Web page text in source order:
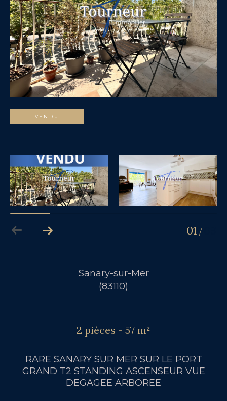
VENDU
01 /
Sanary-sur-Mer
(83110)
2 pièces - 57 m²
RARE SANARY SUR MER SUR LE PORT
GRAND T2 STANDING ASCENSEUR VUE
DEGAGEE ARBOREE